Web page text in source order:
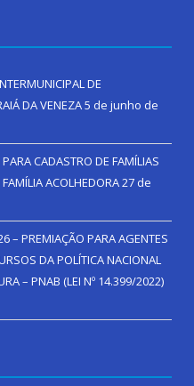
DE
DA VENEZA5 de junho de
CADASTRO DE FAMÍLIAS
ACOLHEDORA27 de
– PREMIAÇÃO PARA AGENTES
DA POLÍTICA NACIONAL
– PNAB (LEI Nº 14.399/2022)